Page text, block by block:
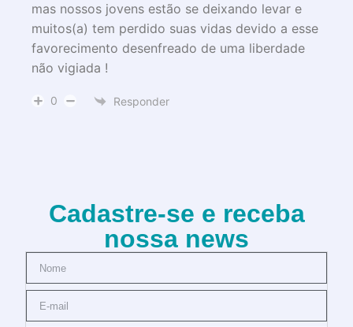
mas nossos jovens estão se deixando levar e
muitos(a) tem perdido suas vidas devido a esse
favorecimento desenfreado de uma liberdade
não vigiada !
0 Responder
Cadastre-se e receba
nossa news